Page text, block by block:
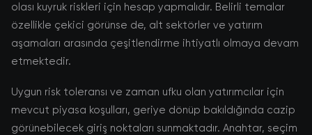
olası kuyruk riskleri için hesap yapmalıdır. Belirli temalar
özellikle çekici görünse de, alt sektörler ve yatırım
aşamaları arasında çeşitlendirme ihtiyatlı olmaya devam
etmektedir.
Uygun risk toleransı ve zaman ufku olan yatırımcılar için
mevcut piyasa koşulları, geriye dönüp bakıldığında cazip
görünebilecek giriş noktaları sunmaktadır. Anahtar, seçim